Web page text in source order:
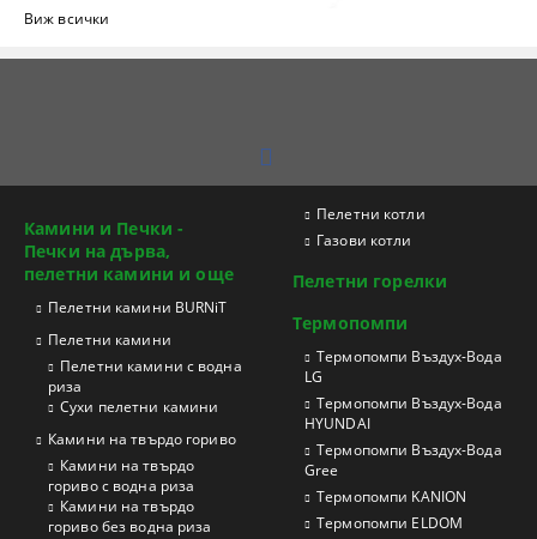
Виж всички
Камини и Печки -
Печки на дърва,
пелетни камини и още
Пелетни камини BURNiT
Пелетни камини
Пелетни камини с водна
риза
Сухи пелетни камини
Камини на твърдо гориво
Камини на твърдо
гориво с водна риза
Камини на твърдо
гориво без водна риза
Пелетни котли
Газови котли
Пелетни горелки
Термопомпи
Tермопомпи Въздух-Вода
LG
Термопомпи Въздух-Вода
HYUNDAI
Термопомпи Въздух-Вода
Gree
Термопомпи KANION
Термопомпи ELDOM